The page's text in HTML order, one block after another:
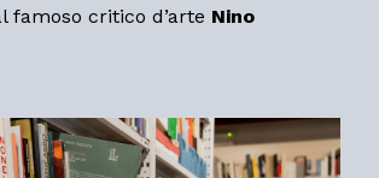
famoso critico d’arte Nino